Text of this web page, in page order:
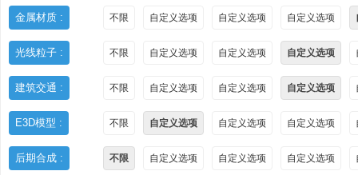
金属材质 : 不限 自定义选项 自定义选项 自定义选项
光线粒子 : 不限 自定义选项 自定义选项 自定义选项
建筑交通 : 不限 自定义选项 自定义选项 自定义选项
E3D模型 : 不限 自定义选项 自定义选项 自定义选项
后期合成 : 不限 自定义选项 自定义选项 自定义选项